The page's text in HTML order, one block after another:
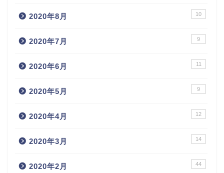
2020年8月 10
2020年7月 9
2020年6月 11
2020年5月 9
2020年4月 12
2020年3月 14
2020年2月 44